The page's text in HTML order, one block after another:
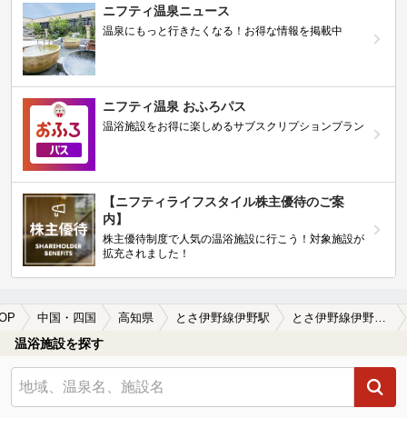
ニフティ温泉ニュース
温泉にもっと行きたくなる！お得な情報を掲載中
ニフティ温泉 おふろパス
温浴施設をお得に楽しめるサブスクリプションプラン
【ニフティライフスタイル株主優待のご案
内】
株主優待制度で人気の温浴施設に行こう！対象施設が
拡充されました！
中国・四国 高知県 とさ伊野線伊野駅
温浴施設を探す